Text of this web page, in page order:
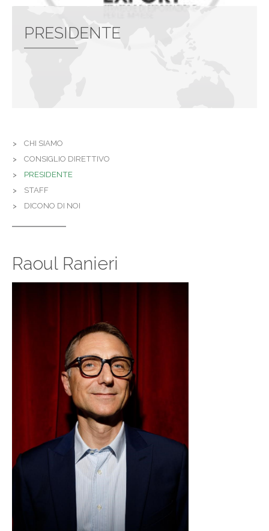
PRESIDENTE
CHI SIAMO
CONSIGLIO DIRETTIVO
PRESIDENTE
STAFF
DICONO DI NOI
Raoul Ranieri